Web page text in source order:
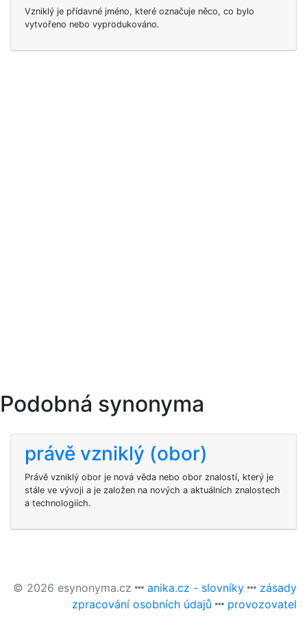
Vzniklý je přídavné jméno, které označuje něco, co bylo
vytvořeno nebo vyprodukováno.
Podobná synonyma
právě vzniklý (obor)
Právě vzniklý obor je nová věda nebo obor znalostí, který je
stále ve vývoji a je založen na nových a aktuálních znalostech
a technologiích.
© 2026 esynonyma.cz anika.cz - slovníky
zásady
zpracování osobních údajů
provozovatel